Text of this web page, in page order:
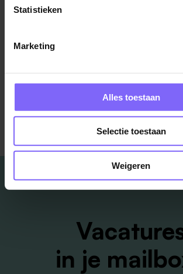
Statistieken
Marketing
Alles toestaan
Selectie toestaan
Weigeren
VDL Konings
Bekijk meer vacatures
in je